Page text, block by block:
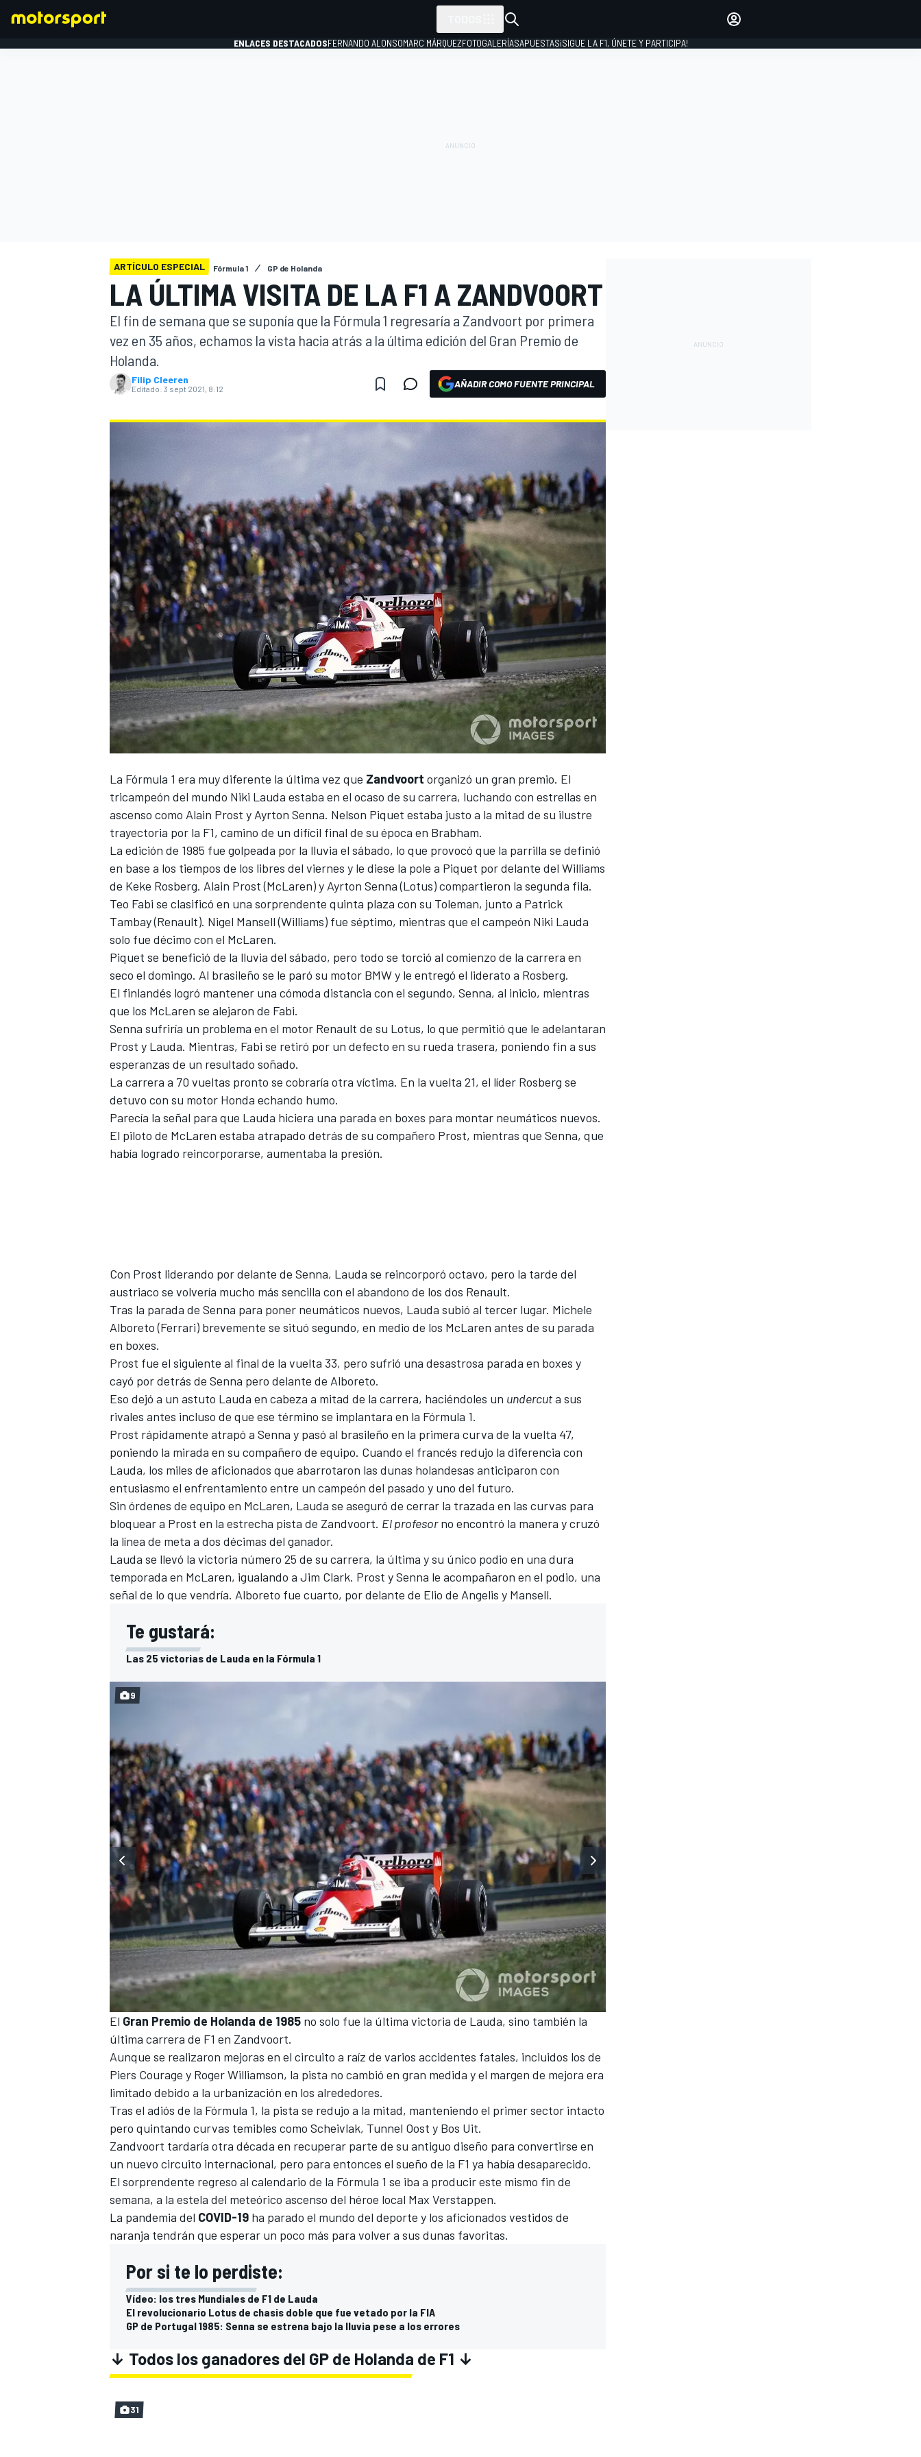
INDYCAR WRC
WEC FÓRMULA E
MÁS CATEGORÍAS
ENLACES DESTACADOSFERNANDO ALONSOMARC MÁRQUEZFOTOGALERÍASAPUESTAS¡SIGUE LA F1, ÚNETE Y PARTICIPA!
ARTÍCULO ESPECIAL Fórmula 1 GP de Holanda
LA ÚLTIMA VISITA DE LA F1 A ZANDVOORT
El fin de semana que se suponía que la Fórmula 1 regresaría a Zandvoort por primera
vez en 35 años, echamos la vista hacia atrás a la última edición del Gran Premio de
Holanda.
Filip Cleeren
Editado: 3 sept 2021, 8:12 AÑADIR COMO FUENTE PRINCIPAL
La Fórmula 1 era muy diferente la última vez que Zandvoort organizó un gran premio. El
tricampeón del mundo Niki Lauda estaba en el ocaso de su carrera, luchando con estrellas en
ascenso como Alain Prost y Ayrton Senna. Nelson Piquet estaba justo a la mitad de su ilustre
trayectoria por la F1, camino de un difícil final de su época en Brabham.
La edición de 1985 fue golpeada por la lluvia el sábado, lo que provocó que la parrilla se definió
en base a los tiempos de los libres del viernes y le diese la pole a Piquet por delante del Williams
de Keke Rosberg. Alain Prost (McLaren) y Ayrton Senna (Lotus) compartieron la segunda fila.
Teo Fabi se clasificó en una sorprendente quinta plaza con su Toleman, junto a Patrick
Tambay (Renault). Nigel Mansell (Williams) fue séptimo, mientras que el campeón Niki Lauda
solo fue décimo con el McLaren.
Piquet se benefició de la lluvia del sábado, pero todo se torció al comienzo de la carrera en
seco el domingo. Al brasileño se le paró su motor BMW y le entregó el liderato a Rosberg.
El finlandés logró mantener una cómoda distancia con el segundo, Senna, al inicio, mientras
que los McLaren se alejaron de Fabi.
Senna sufriría un problema en el motor Renault de su Lotus, lo que permitió que le adelantaran
Prost y Lauda. Mientras, Fabi se retiró por un defecto en su rueda trasera, poniendo fin a sus
esperanzas de un resultado soñado.
La carrera a 70 vueltas pronto se cobraría otra víctima. En la vuelta 21, el líder Rosberg se
detuvo con su motor Honda echando humo.
Parecía la señal para que Lauda hiciera una parada en boxes para montar neumáticos nuevos.
El piloto de McLaren estaba atrapado detrás de su compañero Prost, mientras que Senna, que
había logrado reincorporarse, aumentaba la presión.
Con Prost liderando por delante de Senna, Lauda se reincorporó octavo, pero la tarde del
austriaco se volvería mucho más sencilla con el abandono de los dos Renault.
Tras la parada de Senna para poner neumáticos nuevos, Lauda subió al tercer lugar. Michele
Alboreto(Ferrari) brevemente se situó segundo, en medio de los McLaren antes de su parada
en boxes.
Prost fue el siguiente al final de la vuelta 33, pero sufrió una desastrosa parada en boxes y
cayó por detrás de Senna pero delante de Alboreto.
Eso dejó a un astuto Lauda en cabeza a mitad de la carrera, haciéndoles un undercuta sus
rivales antes incluso de que ese término se implantara en la Fórmula 1.
Prost rápidamente atrapó a Senna y pasó al brasileño en la primera curva de la vuelta 47,
poniendo la mirada en su compañero de equipo. Cuando el francés redujo la diferencia con
Lauda, ​​los miles de aficionados que abarrotaron las dunas holandesas anticiparon con
entusiasmo el enfrentamiento entre un campeón del pasado y uno del futuro.
Sin órdenes de equipo en McLaren, Lauda se aseguró de cerrar la trazada en las curvas para
bloquear a Prost en la estrecha pista de Zandvoort. El profesorno encontró la manera y cruzó
la línea de meta a dos décimas del ganador.
Lauda se llevó la victoria número 25 de su carrera, la última y su único podio en una dura
temporada en McLaren, igualando a Jim Clark. Prost y Senna le acompañaron en el podio, una
señal de lo que vendría. Alboreto fue cuarto, por delante de Elio de Angelis y Mansell.
Te gustará:
Las 25 victorias de Lauda en la Fórmula 1
9
El Gran Premio de Holanda de 1985 no solo fue la última victoria de Lauda, ​​sino también la
última carrera de F1 en Zandvoort.
Aunque se realizaron mejoras en el circuito a raíz de varios accidentes fatales, incluidos los de
Piers Courage y Roger Williamson, la pista no cambió en gran medida y el margen de mejora era
limitado debido a la urbanización en los alrededores.
Tras el adiós de la Fórmula 1, la pista se redujo a la mitad, manteniendo el primer sector intacto
pero quintando curvas temibles como Scheivlak, Tunnel Oost y Bos Uit.
Zandvoort tardaría otra década en recuperar parte de su antiguo diseño para convertirse en
un nuevo circuito internacional, pero para entonces el sueño de la F1 ya había desaparecido.
El sorprendente regreso al calendario de la Fórmula 1 se iba a producir este mismo fin de
semana, a la estela del meteórico ascenso del héroe local Max Verstappen.
La pandemia del COVID-19 ha parado el mundo del deporte y los aficionados vestidos de
naranja tendrán que esperar un poco más para volver a sus dunas favoritas.
Por si te lo perdiste:
Vídeo: los tres Mundiales de F1 de Lauda
El revolucionario Lotus de chasis doble que fue vetado por la FIA
GP de Portugal 1985: Senna se estrena bajo la lluvia pese a los errores
↓ Todos los ganadores del GP de Holanda de F1 ↓
31